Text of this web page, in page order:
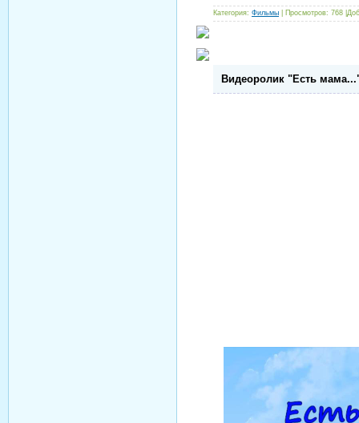
Категория: Фильмы | Просмотров: 768
Видеоролик "Есть